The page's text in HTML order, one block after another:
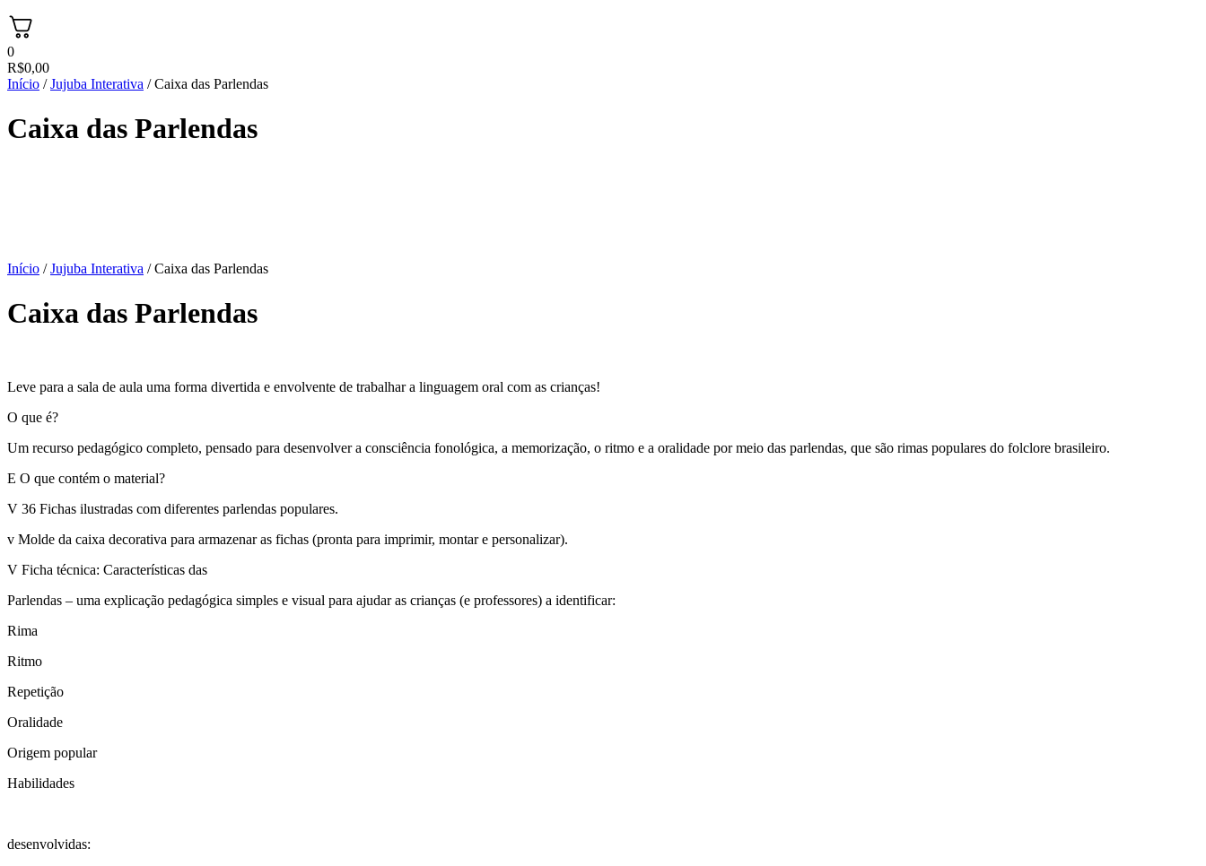
0
R$0,00
Início /Jujuba Interativa / Caixa das Parlendas
Caixa das Parlendas
Início /Jujuba Interativa / Caixa das Parlendas
Caixa das Parlendas
Leve para a sala de aula uma forma divertida e envolvente de trabalhar a linguagem oral com as crianças!
O que é?
Um recurso pedagógico completo, pensado para desenvolver a consciência fonológica, a memorização, o ritmo e a oralidade por meio das parlendas, que são rimas populares do folclore brasileiro.
E O que contém o material?
V 36 Fichas ilustradas com diferentes parlendas populares.
v Molde da caixa decorativa para armazenar as fichas (pronta para imprimir, montar e personalizar).
V Ficha técnica: Características das
Parlendas – uma explicação pedagógica simples e visual para ajudar as crianças (e professores) a identificar:
Rima
Ritmo
Repetição
Oralidade
Origem popular
Habilidades
desenvolvidas: